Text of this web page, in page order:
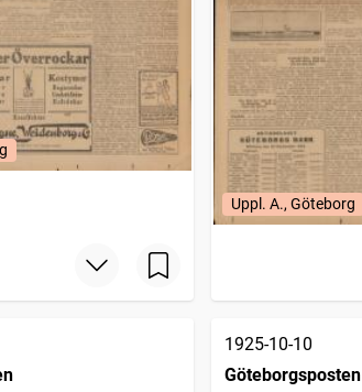
Uppl. A., Göteborg
1925-10-10
Göteborgsposten